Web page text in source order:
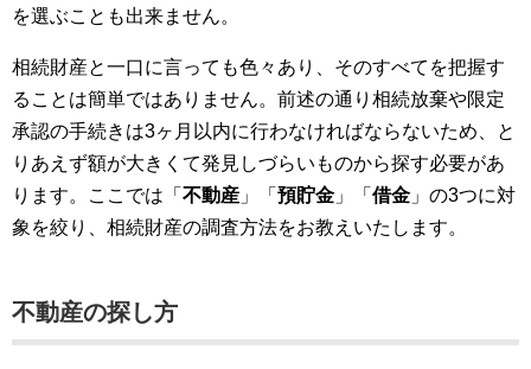
を選ぶことも出来ません。
相続財産と一口に言っても色々あり、そのすべてを把握す
ることは簡単ではありません。前述の通り相続放棄や限定
承認の手続きは3ヶ月以内に行わなければならないため、と
りあえず額が大きくて発見しづらいものから探す必要があ
ります。ここでは「 不動産 」「 預貯金 」「 借金 」の3つに対
象を絞り、相続財産の調査方法をお教えいたします。
不動産の探し方